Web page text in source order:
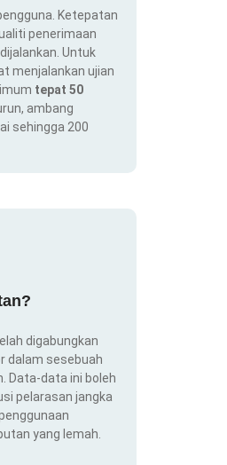
Ketepatan
penerimaan
Untuk
menjalankan ujian
tepat 50
ambang
sehingga 200
digabungkan
dalam sesebuah
Data-data ini boleh
pelarasan jangka
yang lemah.